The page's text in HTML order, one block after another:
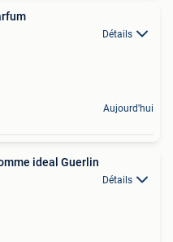
Détails
Aujourd'hui
ideal Guerlin
Détails